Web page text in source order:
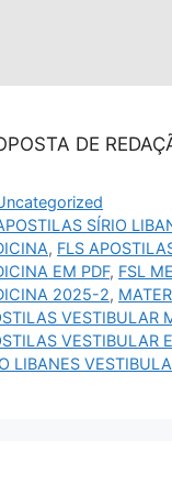
DE
SÍRIO
, FLS
EM PDF, FSL
2025-2,
VESTIBULAR
VESTIBULAR
LIBANES